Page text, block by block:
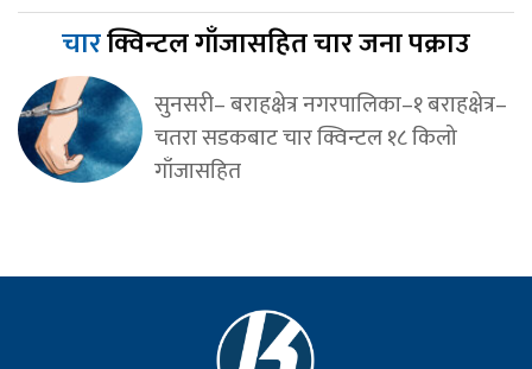
चारक्विन्टल गाँजासहित चार जना पक्राउ
सुनसरी– बराहक्षेत्र नगरपालिका–१ बराहक्षेत्र–
चतरा सडकबाट चार क्विन्टल १८ किलो
गाँजासहित